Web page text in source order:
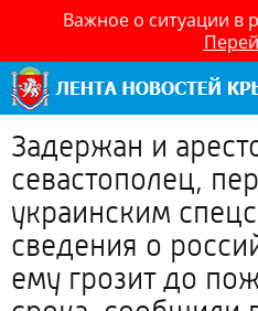
Важное о ситуации в
Задержан и
севастополец,
украинским
сведения о
ему грозит до